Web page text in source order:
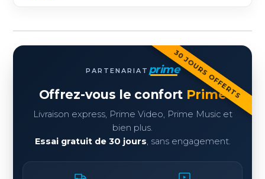
30 JOURS OFFERTS
PARTENARIAT prime
Offrez-vous le confort Prime
Livraison express, Prime Video, Prime Music et
bien plus.
Essai gratuit de 30 jours, sans engagement.